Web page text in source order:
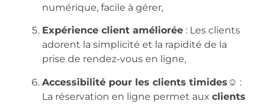
numérique, facile à gérer,
Expérience client améliorée : Les clients
adorent la simplicité et la rapidité de la
prise de rendez-vous en ligne,
Accessibilité pour les clients timides☺️ :
La réservation en ligne permet aux clients